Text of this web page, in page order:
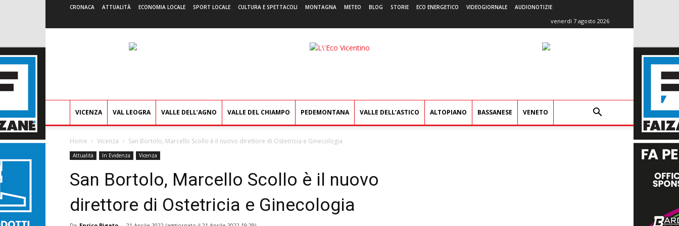
CRONACA ATTUALITÀ ECONOMIA LOCALE SPORT LOCALE CULTURA E SPETTACOLI MONTAGNA METEO BLOG STORIE ECO ENERGETICO VIDEOGIORNALE AUDIONOTIZIE
venerdì 7 agosto 2026
L'Eco
VICENZA VAL LEOGRA VALLE DELL’AGNO VALLE DEL CHIAMPO PEDEMONTANA VALLE DELL’ASTICO ALTOPIANO BASSANESE VENETO
Home Vicenza San Bortolo, Marcello Scollo è il nuovo direttore di Ostetricia e Ginecologia
Attualità In Evidenza Vicenza
San Bortolo, Marcello Scollo è il nuovo
direttore di Ostetricia e Ginecologia